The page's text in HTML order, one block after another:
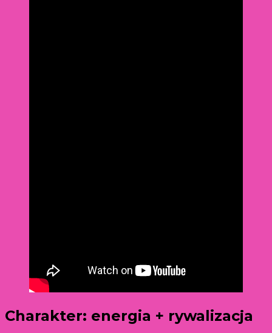
Charakter: energia + rywalizacja